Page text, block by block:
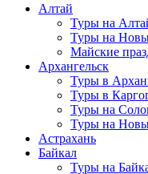
Алтай
Туры на
Туры на
Майские
Архангельск
Туры в
Туры в
Туры на
Туры на
Астрахань
Байкал
Туры на